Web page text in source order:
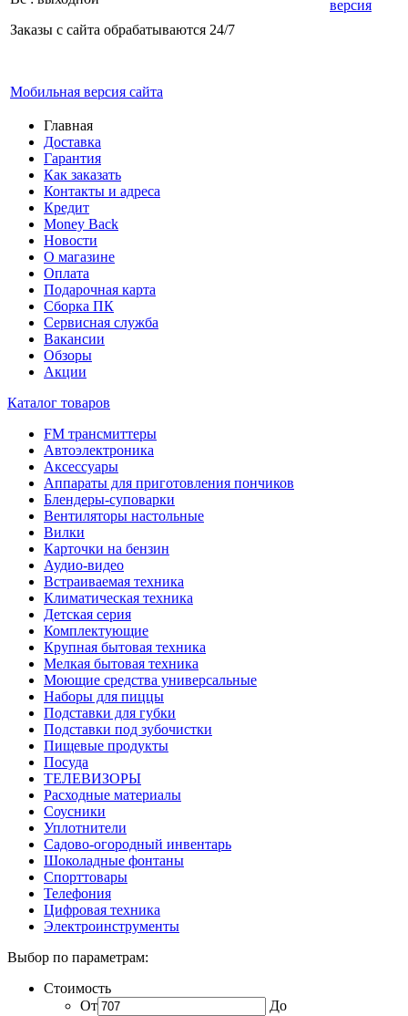
Заказы с сайта обрабатываются 24/7
Мобильная версия сайта
версия
Главная
Доставка
Гарантия
Как заказать
Контакты и адреса
Кредит
Money Back
Новости
О магазине
Оплата
Подарочная карта
Сборка ПК
Сервисная служба
Вакансии
Обзоры
Акции
Каталог товаров
FM трансмиттеры
Автоэлектроника
Аксессуары
Аппараты для приготовления пончиков
Блендеры-суповарки
Вентиляторы настольные
Вилки
Карточки на бензин
Аудио-видео
Встраиваемая техника
Климатическая техника
Детская серия
Комплектующие
Крупная бытовая техника
Мелкая бытовая техника
Моющие средства универсальные
Наборы для пиццы
Подставки для губки
Подставки под зубочистки
Пищевые продукты
Посуда
ТЕЛЕВИЗОРЫ
Расходные материалы
Соусники
Уплотнители
Садово-огородный инвентарь
Шоколадные фонтаны
Спорттовары
Телефония
Цифровая техника
Электроинструменты
Выбор по параметрам:
Стоимость
От
До